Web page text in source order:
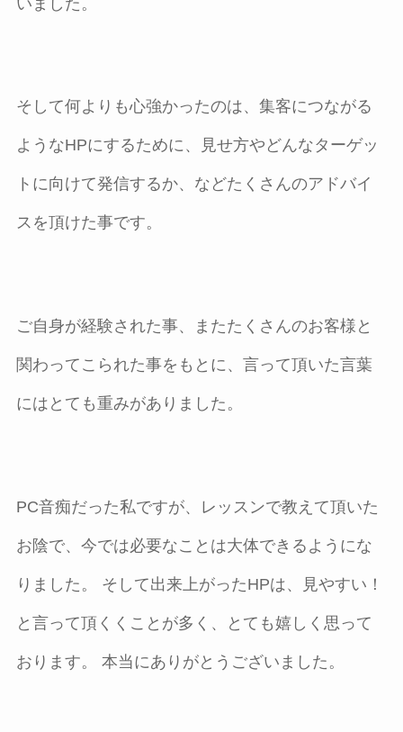
そして何よりも心強かったのは、集客につながる
ようなHPにするために、見せ方やどんなターゲッ
トに向けて発信するか、などたくさんのアドバイ
スを頂けた事です。
ご自身が経験された事、またたくさんのお客様と
関わってこられた事をもとに、言って頂いた言葉
にはとても重みがありました。
PC音痴だった私ですが、レッスンで教えて頂いた
お陰で、今では必要なことは大体できるようにな
りました。 そして出来上がったHPは、見やすい！
と言って頂くくことが多く、とても嬉しく思って
おります。 本当にありがとうございました。